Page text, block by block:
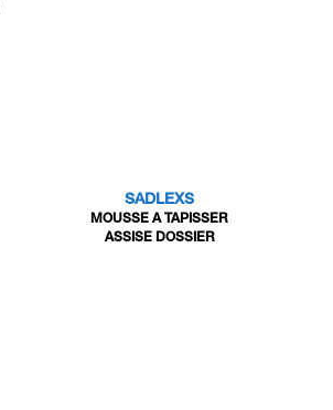
SADLEXS
MOUSSE A TAPISSER
ASSISE DOSSIER